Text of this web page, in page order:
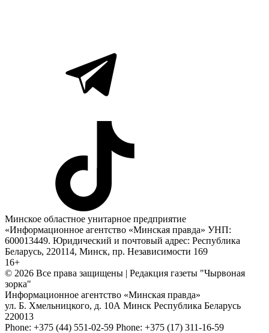
Минское областное унитарное предприятие
«Информационное агентство «Минская правда» УНП:
600013449. Юридический и почтовый адрес: Республика
Беларусь, 220114, Минск, пр. Независимости 169
16+
© 2026 Все права защищены | Редакция газеты "Чырвоная
зорка"
Информационное агентство «Минская правда»
ул. Б. Хмельницкого, д. 10А Минск Республика Беларусь
220013
Phone: +375 (44) 551-02-59 Phone: +375 (17) 311-16-59